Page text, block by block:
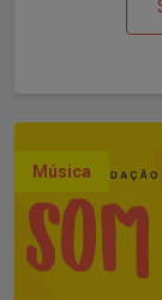
Música